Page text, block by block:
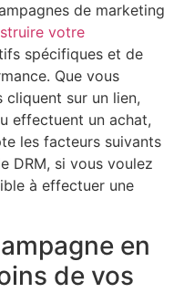
de marketing
votre
spécifiques et de
Que vous
sur un lien,
effectuent un achat,
les facteurs suivants
DRM, si vous voulez
à effectuer une
en
de vos